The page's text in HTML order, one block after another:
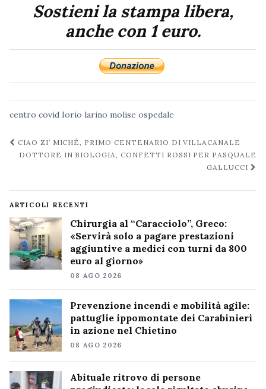
Sostieni la stampa libera,
anche con 1 euro.
centro covid Iorio larino molise ospedale
Navigazione
post
CIAO ZI’ MICHÉ, PRIMO CENTENARIO DI VILLACANALE
DOTTORE IN BIOLOGIA, CONFETTI ROSSI PER PASQUALE
GALLUCCI
ARTICOLI RECENTI
Chirurgia al “Caracciolo”, Greco:
«Servirà solo a pagare prestazioni
aggiuntive a medici con turni da 800
euro al giorno»
08 AGO 2026
Prevenzione incendi e mobilità agile:
pattuglie ippomontate dei Carabinieri
in azione nel Chietino
08 AGO 2026
Abituale ritrovo di persone